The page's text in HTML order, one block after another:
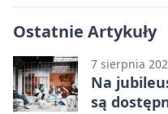
Ostatnie Artykuły
7 sierpnia
Na
są